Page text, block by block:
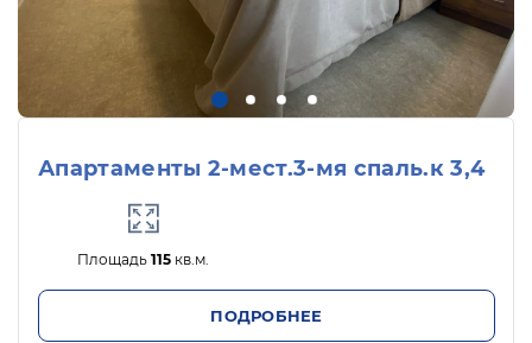
Апартаменты 2-мест.3-мя спаль.к 3,4
Площадь115 кв.м.
ПОДРОБНЕЕ